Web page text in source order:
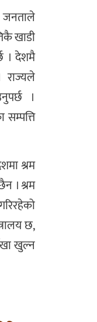
खाडी
। देशमै
राज्यले
।
श्रम
। श्रम
छ,
खुल्न